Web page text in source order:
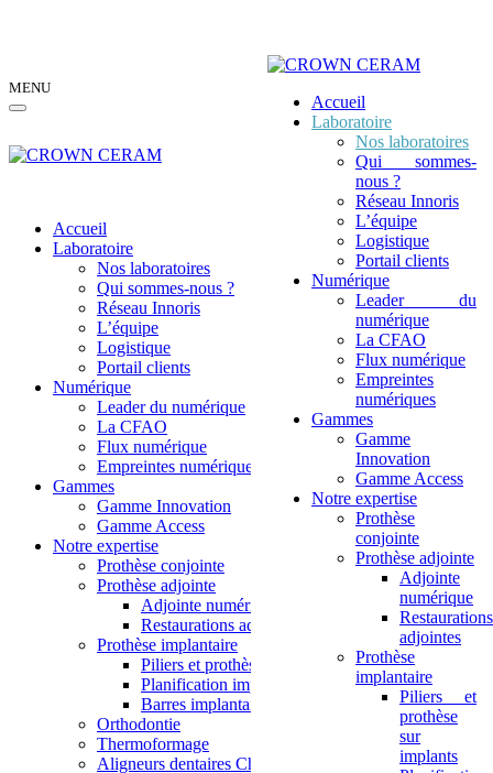
Accueil
Laboratoire
Nos laboratoires
Qui sommes-
nous ?
Réseau Innoris
L’équipe
Logistique
Portail clients
Numérique
Leader du
numérique
La CFAO
Flux numérique
Empreintes
numériques
Gammes
Gamme
Innovation
Gamme Access
Notre expertise
Prothèse
conjointe
Prothèse adjointe
Adjointe
numérique
Restaurations
adjointes
Prothèse
implantaire
Piliers et
prothèse
sur
implants
MENU
Accueil
Laboratoire
Nos laboratoires
Qui sommes-nous ?
Réseau Innoris
L’équipe
Logistique
Portail clients
Numérique
Leader du numérique
La CFAO
Flux numérique
Empreintes numériques
Gammes
Gamme Innovation
Gamme Access
Notre expertise
Prothèse conjointe
Prothèse adjointe
Adjointe numérique
Restaurations adjointes
Prothèse implantaire
Piliers et prothèse sur implants
Planification implantaire et guides chirurgicaux
Barres implantaires
Orthodontie
Thermoformage
Aligneurs dentaires Cheeez